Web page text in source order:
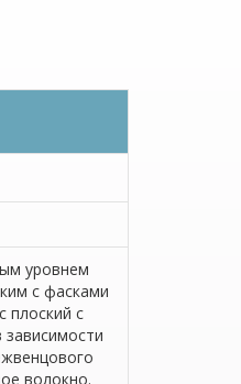
уровнем
с фасками
плоский с
волокно.